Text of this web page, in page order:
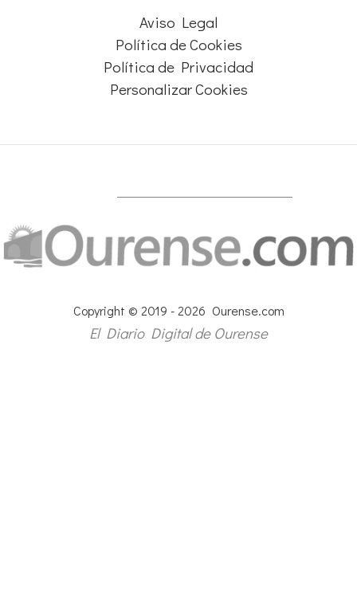
Aviso Legal
Política de Cookies
Política de Privacidad
Personalizar Cookies
Copyright © 2019 - 2026 Ourense.com
El Diario Digital de Ourense